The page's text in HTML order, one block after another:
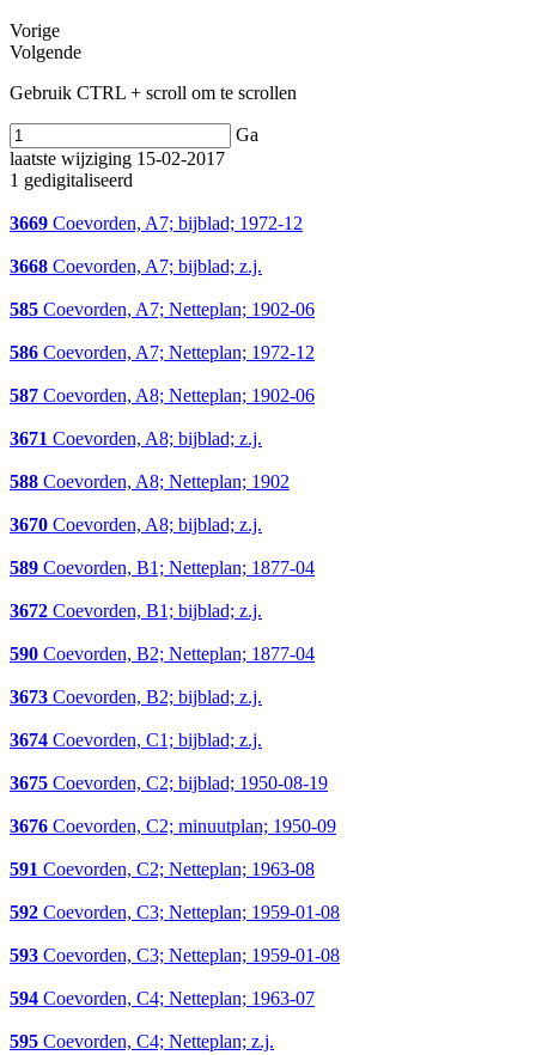
Vorige
Volgende
Gebruik CTRL + scroll om te scrollen
Ga
laatste wijziging 15-02-2017
1 gedigitaliseerd
3669 Coevorden, A7; bijblad; 1972-12
3668 Coevorden, A7; bijblad; z.j.
585 Coevorden, A7; Netteplan; 1902-06
586 Coevorden, A7; Netteplan; 1972-12
587 Coevorden, A8; Netteplan; 1902-06
3671 Coevorden, A8; bijblad; z.j.
588 Coevorden, A8; Netteplan; 1902
3670 Coevorden, A8; bijblad; z.j.
589 Coevorden, B1; Netteplan; 1877-04
3672 Coevorden, B1; bijblad; z.j.
590 Coevorden, B2; Netteplan; 1877-04
3673 Coevorden, B2; bijblad; z.j.
3674 Coevorden, C1; bijblad; z.j.
3675 Coevorden, C2; bijblad; 1950-08-19
3676 Coevorden, C2; minuutplan; 1950-09
591 Coevorden, C2; Netteplan; 1963-08
592 Coevorden, C3; Netteplan; 1959-01-08
593 Coevorden, C3; Netteplan; 1959-01-08
594 Coevorden, C4; Netteplan; 1963-07
595 Coevorden, C4; Netteplan; z.j.